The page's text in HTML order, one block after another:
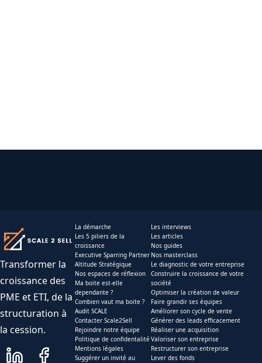
Transformer la
croissance des
PME et ETI, de la
structuration à
la cession.
La démarche
Les 5 piliers de la
croissance
Executive Sparring Partner
Altitude Stratégique
Nos espaces de réflexion
Ma boite est-elle
dependante ?
Combien vaut ma boite ?
Audit SCALE
Contacter Scale2Sell
Rejoindre notre équipe
Politique de confidentalité
Mentions légales
Suggérer un invité au
Les interviews
Les articles
Nos guides
Nos masterclass
Le diagnostic de votre entreprise
Construire la croissance de votre
société
Optimiser la création de valeur
Faire grandir ses équipes
Améliorer son cycle de vente
Générer des leads efficacement
Réaliser une acquisition
Valoriser son entreprise
Restructurer son entreprise
Lever des fonds